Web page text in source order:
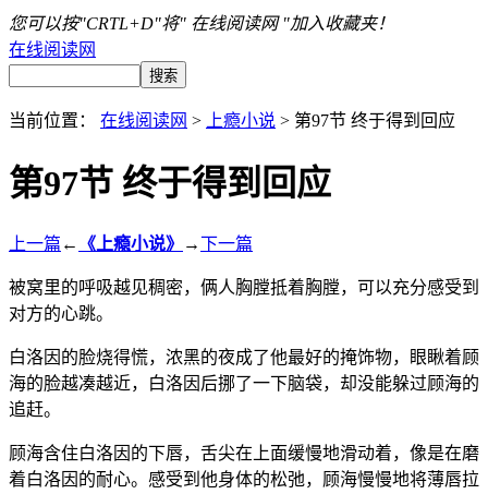
您可以按"CRTL+D"将" 在线阅读网 "加入收藏夹！
在线阅读网
当前位置： 在线阅读网 > 上瘾小说 > 第97节 终于得到回应
第97节 终于得到回应
上一篇 ← 《上瘾小说》 →下一篇
被窝里的呼吸越见稠密，俩人胸膛抵着胸膛，可以充分感受到
对方的心跳。
白洛因的脸烧得慌，浓黑的夜成了他最好的掩饰物，眼瞅着顾
海的脸越凑越近，白洛因后挪了一下脑袋，却没能躲过顾海的
追赶。
顾海含住白洛因的下唇，舌尖在上面缓慢地滑动着，像是在磨
着白洛因的耐心。感受到他身体的松弛，顾海慢慢地将薄唇拉